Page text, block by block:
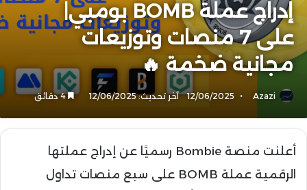
إدراج عملة BOMB بومبي|
على 7 منصات وتوزيعات
مجانية ضخمة 🔥
Azazi
12/06/2025 آخر تحديث: 12/06/2025 4 دقائق
أعلنت منصة Bombie رسميًا عن إدراج عملتها
الرقمية عملة BOMB على سبع منصات تداول